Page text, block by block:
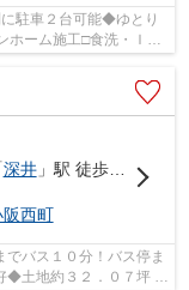
駐車２台可能◆ゆとり
ーム施工□食洗・ＩＨ
深井」駅 徒歩28分
阪西町
バス１０分！バス停ま
◆土地約３２．０７坪 ◆